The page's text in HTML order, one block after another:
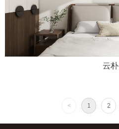
云朴
< 1 2